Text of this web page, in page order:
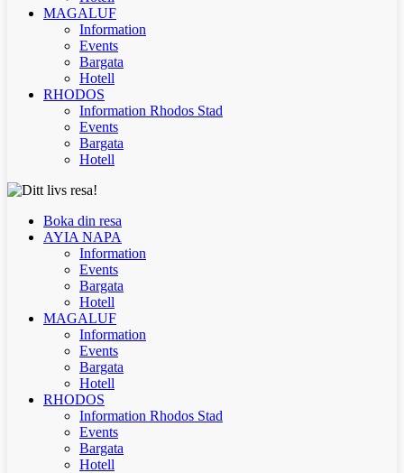
MAGALUF
Information
Events
Bargata
Hotell
RHODOS
Information Rhodos Stad
Events
Bargata
Hotell
Boka din resa
AYIA NAPA
Information
Events
Bargata
Hotell
MAGALUF
Information
Events
Bargata
Hotell
RHODOS
Information Rhodos Stad
Events
Bargata
Hotell